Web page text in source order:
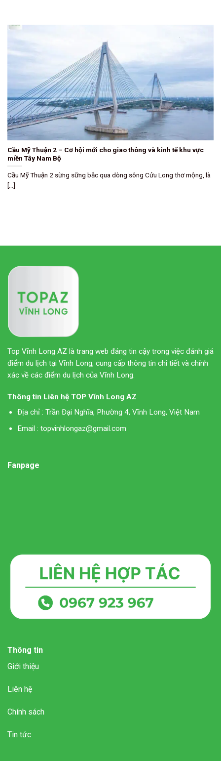
Cầu Mỹ Thuận 2 – Cơ hội mới cho giao thông và kinh tế khu vực
miền Tây Nam Bộ
Cầu Mỹ Thuận 2 sừng sững bắc qua dòng sông Cửu Long thơ mộng, là
[...]
Top Vĩnh Long AZ là trang web đáng tin cậy trong việc đánh giá
điểm du lịch tại Vĩnh Long, cung cấp thông tin chi tiết và chính
xác về các điểm du lịch của Vĩnh Long.
Thông tin Liên hệ TOP Vĩnh Long AZ
Địa chỉ : Trần Đại Nghĩa, Phường 4, Vĩnh Long, Việt Nam
Email : topvinhlongaz@gmail.com
Thông tin
Giới thiệu
Liên hệ
Chính sách
Tin tức
Fanpage